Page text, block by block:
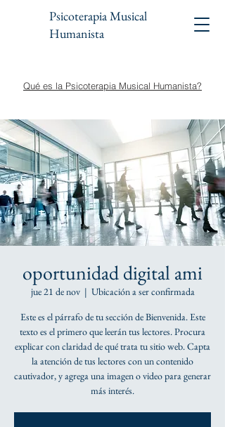
Psicoterapia Musical
Humanista
Qué es la Psicoterapia Musical Humanista?
oportunidad digital ami
jue 21 de nov
  |
Ubicación a ser confirmada
Este es el párrafo de tu sección de Bienvenida. Este
texto es el primero que leerán tus lectores. Procura
explicar con claridad de qué trata tu sitio web. Capta
la atención de tus lectores con un contenido
cautivador, y agrega una imagen o video para generar
más interés.